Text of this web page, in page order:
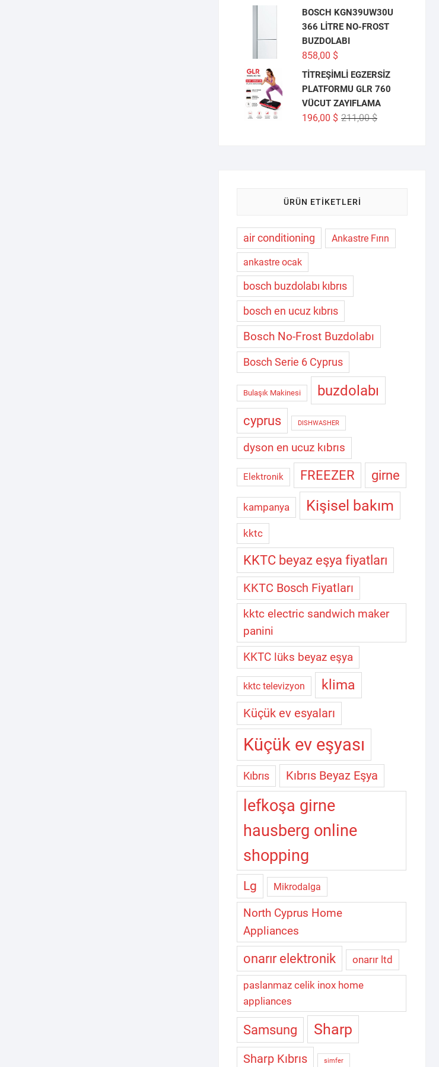
BOSCH KGN39UW30U
366 LİTRE NO-FROST
BUZDOLABI
858,00 $
TİTREŞİMLİ EGZERSİZ
PLATFORMU GLR 760
VÜCUT ZAYIFLAMA
211,00$Orijinal
196,00 $
Şu
ÜRÜN ETIKETLERI
air conditioning Ankastre Fırın
ankastre ocak
bosch buzdolabı kıbrıs
bosch en ucuz kıbrıs
Bosch No-Frost Buzdolabı
Bosch Serie 6 Cyprus
Bulaşık Makinesi buzdolabı
cyprus DISHWASHER
dyson en ucuz kıbrıs
Elektronik FREEZER girne
kampanya Kişisel bakım
kktc
KKTC beyaz eşya fiyatları
KKTC Bosch Fiyatları
kktc electric sandwich maker
panini
KKTC lüks beyaz eşya
kktc televizyon klima
Küçük ev esyaları
Küçük ev eşyası
Kıbrıs Kıbrıs Beyaz Eşya
lefkoşa girne
hausberg online
shopping
Lg Mikrodalga
North Cyprus Home
Appliances
onarır elektronik onarır ltd
paslanmaz celik inox home
appliances
Samsung Sharp
Sharp Kıbrıs simfer